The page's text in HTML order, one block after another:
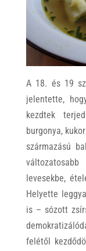
A 18. és 19
jelentette,
kezdtek
burgonya,
származású
levesekbe,
Helyette
is – sózott
felétől